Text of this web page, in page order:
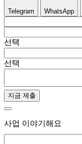
Telegram WhatsApp
선택
선택
지금 제출
사업 이야기해요